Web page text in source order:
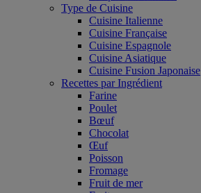
Type de Cuisine
Cuisine Italienne
Cuisine Française
Cuisine Espagnole
Cuisine Asiatique
Cuisine Fusion Japonaise
Recettes par Ingrédient
Farine
Poulet
Bœuf
Chocolat
Œuf
Poisson
Fromage
Fruit de mer